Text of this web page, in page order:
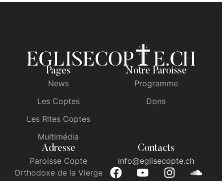
Saint Dioscoros et Séclapios les frères martyrs
Le roi Déoclétien persécuta les chrétiens qui
refusaient d’adorer les idoles d’une façon assez
redoutable.Dioscoros le prêtre, son frère Séclapios le
diacre et 8140 autres personnes furent martyrisés et